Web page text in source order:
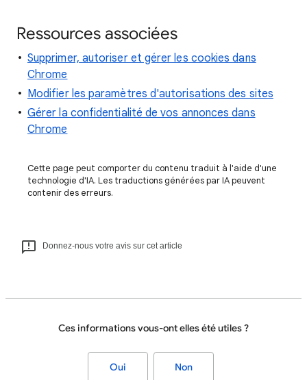
Ressources associées
Supprimer, autoriser et gérer les cookies dans
Chrome
Modifier les paramètres d'autorisations des sites
Gérer la confidentialité de vos annonces dans
Chrome
Cette page peut comporter du contenu traduit à l'aide d'une
technologie d'IA. Les traductions générées par IA peuvent
contenir des erreurs.
Donnez-nous votre avis sur cet article
Ces informations vous-ont elles été utiles ?
Oui Non